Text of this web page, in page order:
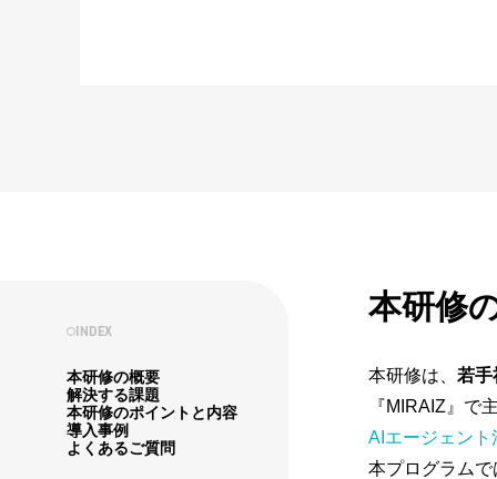
INDEX
本研修の概要
解決する課題
本研修のポイントと内容
導入事例
よくあるご質問
本研修
本研修は、 若手
『MIRAIZ』で
AIエージェン
本プログラム